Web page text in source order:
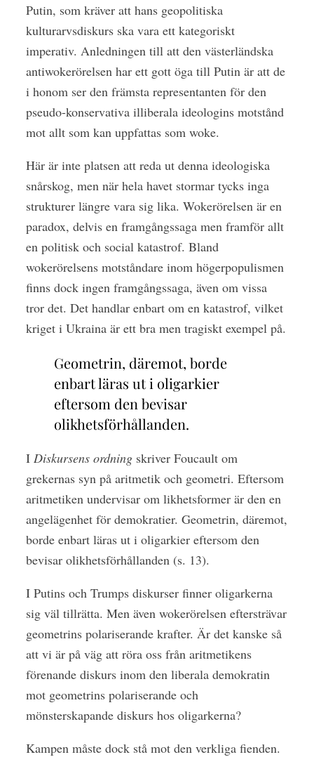
Putin, som kräver att hans geopolitiska
kulturarvsdiskurs ska vara ett kategoriskt
imperativ. Anledningen till att den västerländska
antiwokerörelsen har ett gott öga till Putin är att de
i honom ser den främsta representanten för den
pseudo-konservativa illiberala ideologins motstånd
mot allt som kan uppfattas som woke.
Här är inte platsen att reda ut denna ideologiska
snårskog, men när hela havet stormar tycks inga
strukturer längre vara sig lika. Wokerörelsen är en
paradox, delvis en framgångssaga men framför allt
en politisk och social katastrof. Bland
wokerörelsens motståndare inom högerpopulismen
finns dock ingen framgångssaga, även om vissa
tror det. Det handlar enbart om en katastrof, vilket
kriget i Ukraina är ett bra men tragiskt exempel på.
Geometrin, däremot, borde
enbart läras ut i oligarkier
eftersom den bevisar
olikhetsförhållanden.
I Diskursens ordningskriver Foucault om
grekernas syn på aritmetik och geometri. Eftersom
aritmetiken undervisar om likhetsformer är den en
angelägenhet för demokratier. Geometrin, däremot,
borde enbart läras ut i oligarkier eftersom den
bevisar olikhetsförhållanden (s. 13).
I Putins och Trumps diskurser finner oligarkerna
sig väl tillrätta. Men även wokerörelsen eftersträvar
geometrins polariserande krafter. Är det kanske så
att vi är på väg att röra oss från aritmetikens
förenande diskurs inom den liberala demokratin
mot geometrins polariserande och
mönsterskapande diskurs hos oligarkerna?
Kampen måste dock stå mot den verkliga fienden.